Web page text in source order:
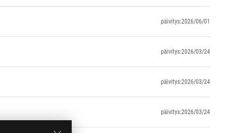
päivitys:2026/06/01
päivitys:2026/03/24
päivitys:2026/03/24
päivitys:2026/03/24